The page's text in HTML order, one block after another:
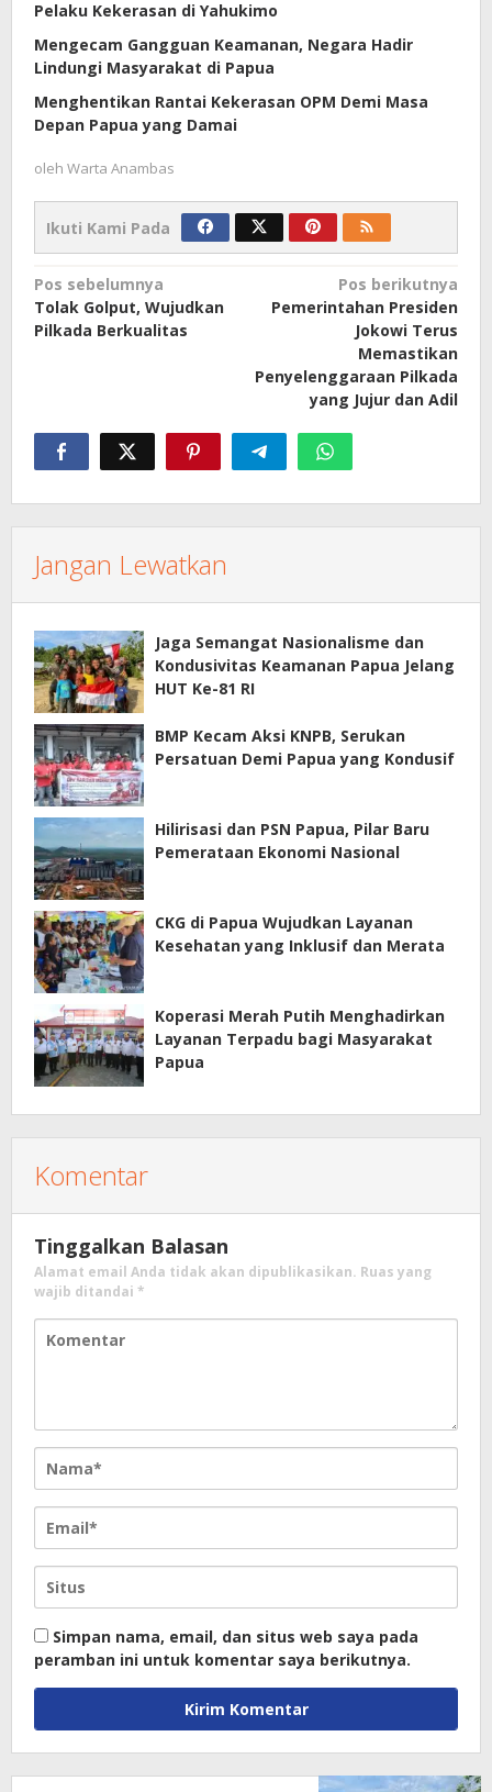
Pelaku Kekerasan di Yahukimo
Mengecam Gangguan Keamanan, Negara Hadir
Lindungi Masyarakat di Papua
Menghentikan Rantai Kekerasan OPM Demi Masa
Depan Papua yang Damai
oleh Warta Anambas
Ikuti Kami Pada
Navigasi
pos
Pos sebelumnya
Tolak Golput, Wujudkan
Pilkada Berkualitas
Pos berikutnya
Pemerintahan Presiden
Jokowi Terus
Memastikan
Penyelenggaraan Pilkada
yang Jujur dan Adil
Jangan Lewatkan
Jaga Semangat Nasionalisme dan
Kondusivitas Keamanan Papua Jelang
HUT Ke-81 RI
BMP Kecam Aksi KNPB, Serukan
Persatuan Demi Papua yang Kondusif
Hilirisasi dan PSN Papua, Pilar Baru
Pemerataan Ekonomi Nasional
CKG di Papua Wujudkan Layanan
Kesehatan yang Inklusif dan Merata
Koperasi Merah Putih Menghadirkan
Layanan Terpadu bagi Masyarakat
Papua
Komentar
Tinggalkan Balasan
Alamat email Anda tidak akan dipublikasikan. Ruas yang
wajib ditandai *
Simpan nama, email, dan situs web saya pada
peramban ini untuk komentar saya berikutnya.